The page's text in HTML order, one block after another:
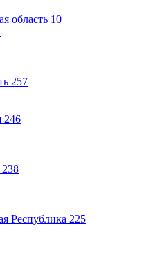
область 10
257
246
238
Республика 225